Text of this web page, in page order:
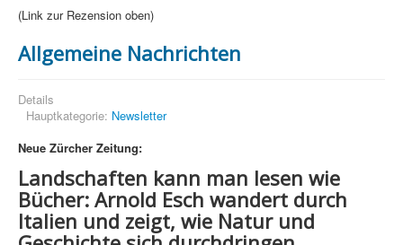
(Link zur Rezension oben)
Allgemeine Nachrichten
Details
Hauptkategorie: Newsletter
Neue Zürcher Zeitung:
Landschaften kann man lesen wie
Bücher: Arnold Esch wandert durch
Italien und zeigt, wie Natur und